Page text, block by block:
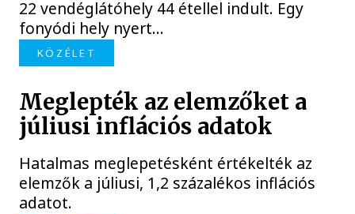
22 vendéglátóhely 44 étellel indult. Egy
fonyódi hely nyert...
KÖZÉLET
Meglepték az elemzőket a
júliusi inflációs adatok
Hatalmas meglepetésként értékelték az
elemzők a júliusi, 1,2 százalékos inflációs
adatot.